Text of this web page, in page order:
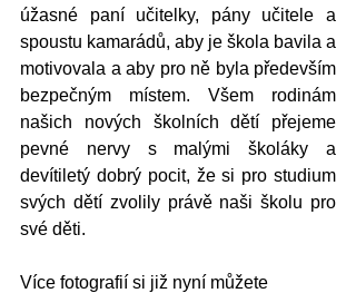
úžasné paní učitelky, pány učitele a
spoustu kamarádů, aby je škola bavila a
motivovala a aby pro ně byla především
bezpečným místem. Všem rodinám
našich nových školních dětí přejeme
pevné nervy s malými školáky a
devítiletý dobrý pocit, že si pro studium
svých dětí zvolily právě naši školu pro
své děti.
Více fotografií si již nyní můžete